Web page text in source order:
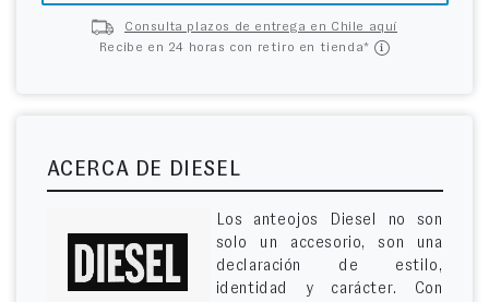
Consulta plazos de entrega en Chile aquí
Recibe en 24 horas con retiro en tienda*
ACERCA DE DIESEL
Los anteojos Diesel no son
solo un accesorio, son una
declaración de estilo,
identidad y carácter. Con